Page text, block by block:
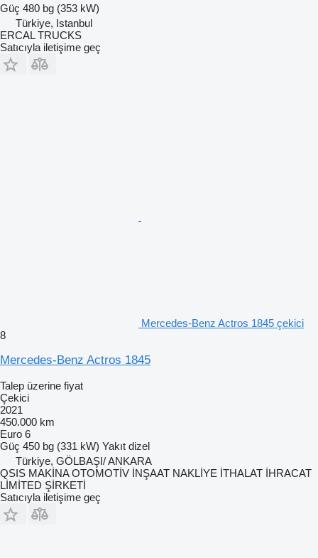
Güç 480 bg (353 kW)
Türkiye, Istanbul
ERCAL TRUCKS
Satıcıyla iletişime geç
Mercedes-Benz Actros 1845 çekici
8
Mercedes-Benz Actros 1845
Talep üzerine fiyat
Çekici
2021
450.000 km
Euro 6
Güç 450 bg (331 kW) Yakıt dizel
Türkiye, GÖLBAŞI/ ANKARA
QSIS MAKİNA OTOMOTİV İNŞAAT NAKLİYE İTHALAT İHRACAT
LİMİTED ŞİRKETİ
Satıcıyla iletişime geç